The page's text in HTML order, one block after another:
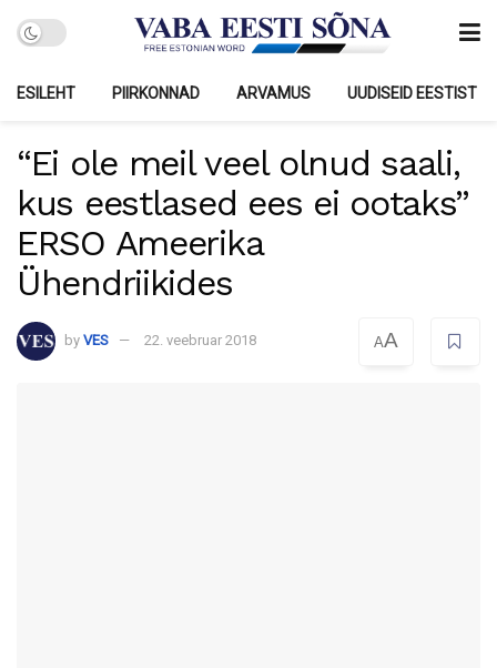
ESILEHT PIIRKONNAD ARVAMUS UUDISEID EESTIST
“Ei ole meil veel olnud saali,
kus eestlased ees ei ootaks”
ERSO Ameerika
Ühendriikides
by VES 22. veebruar 2018 AA